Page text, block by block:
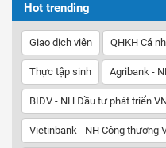
Hot trending
Giao dịch viên QHKH Cá
Thực tập sinh Agribank -
BIDV - NH Đầu tư phát triển
Vietinbank - NH Công thương